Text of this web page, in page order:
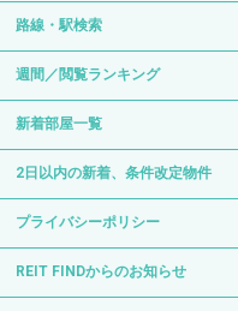
路線・駅検索
週間／閲覧ランキング
新着部屋一覧
2日以内の新着、条件改定物件
プライバシーポリシー
REIT FINDからのお知らせ